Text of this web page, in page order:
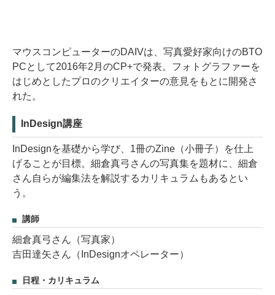
マウスコンピューターのDAIVは、写真愛好家向けのBTO
PCとして2016年2月のCP+で発表。フォトグラファーを
はじめとしたプロのクリエイターの意見をもとに開発さ
れた。
InDesign講座
InDesignを基礎から学び、1冊のZine（小冊子）を仕上
げることが目標。細倉真弓さんの写真集を題材に、細倉
さん自らが編集法を解説するカリキュラムもあるとい
う。
講師
細倉真弓さん（写真家）
吉田達矢さん（InDesignオペレーター）
日程・カリキュラム